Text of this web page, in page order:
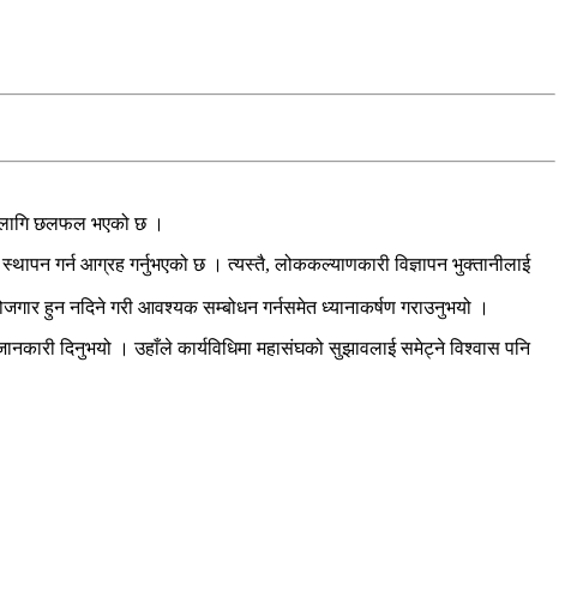
लागि छलफल भएको छ ।
गर्न आग्रह गर्नुभएको छ । त्यस्तै, लोककल्याणकारी विज्ञापन भुक्तानीलाई
हुन नदिने गरी आवश्यक सम्बोधन गर्नसमेत ध्यानाकर्षण गराउनुभयो ।
दिनुभयो । उहाँले कार्यविधिमा महासंघको सुझावलाई समेट्ने विश्वास पनि